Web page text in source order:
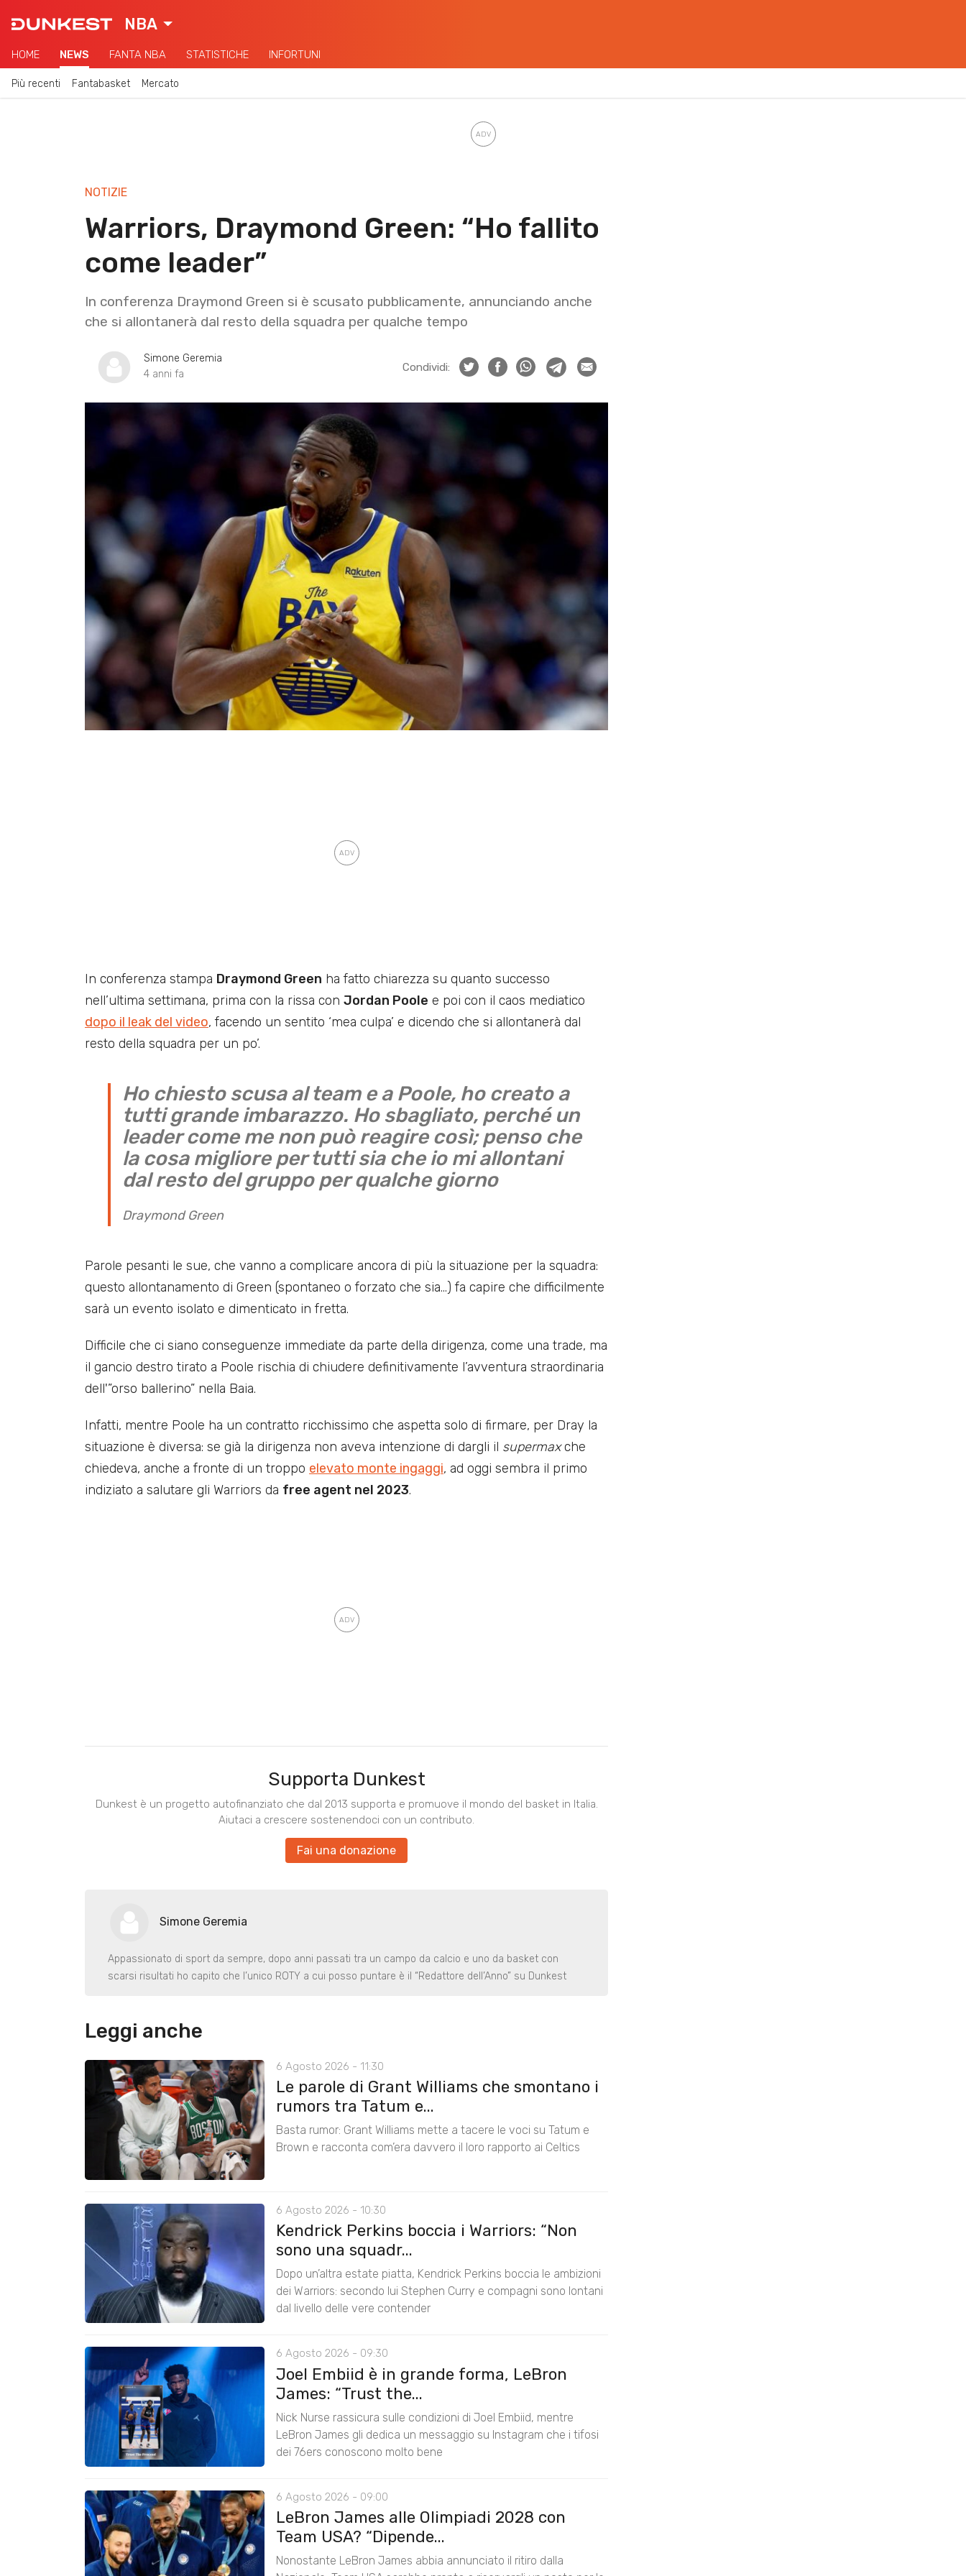
NBA
HOME NEWS FANTA NBA STATISTICHE INFORTUNI
Più recenti Fantabasket Mercato
NOTIZIE
Warriors, Draymond Green: “Ho fallito
come leader”
In conferenza Draymond Green si è scusato pubblicamente, annunciando anche
che si allontanerà dal resto della squadra per qualche tempo
Simone Geremia
4 anni fa
Condividi:
In conferenza stampa Draymond Green ha fatto chiarezza su quanto successo
nell’ultima settimana, prima con la rissa con Jordan Poole e poi con il caos mediatico
dopo il leak del video, facendo un sentito ‘mea culpa’ e dicendo che si allontanerà dal
resto della squadra per un po’.
Ho chiesto scusa al team e a Poole, ho creato a
tutti grande imbarazzo. Ho sbagliato, perché un
leader come me non può reagire così; penso che
la cosa migliore per tutti sia che io mi allontani
dal resto del gruppo per qualche giorno
Draymond Green
Parole pesanti le sue, che vanno a complicare ancora di più la situazione per la squadra:
questo allontanamento di Green (spontaneo o forzato che sia…) fa capire che difficilmente
sarà un evento isolato e dimenticato in fretta.
Difficile che ci siano conseguenze immediate da parte della dirigenza, come una trade, ma
il gancio destro tirato a Poole rischia di chiudere definitivamente l’avventura straordinaria
dell'”orso ballerino” nella Baia.
Infatti, mentre Poole ha un contratto ricchissimo che aspetta solo di firmare, per Dray la
situazione è diversa: se già la dirigenza non aveva intenzione di dargli il supermaxche
chiedeva, anche a fronte di un troppo elevato monte ingaggi, ad oggi sembra il primo
indiziato a salutare gli Warriors da free agent nel 2023.
Supporta Dunkest
Dunkest è un progetto autofinanziato che dal 2013 supporta e promuove il mondo del basket in Italia.
Aiutaci a crescere sostenendoci con un contributo.
Fai una donazione
Simone Geremia
Appassionato di sport da sempre, dopo anni passati tra un campo da calcio e uno da basket con
scarsi risultati ho capito che l’unico ROTY a cui posso puntare è il “Redattore dell’Anno” su Dunkest
Leggi anche
6 Agosto 2026 - 11:30
Le parole di Grant Williams che smontano i
rumors tra Tatum e...
Basta rumor: Grant Williams mette a tacere le voci su Tatum e
Brown e racconta com’era davvero il loro rapporto ai Celtics
6 Agosto 2026 - 10:30
Kendrick Perkins boccia i Warriors: “Non
sono una squadr...
Dopo un’altra estate piatta, Kendrick Perkins boccia le ambizioni
dei Warriors: secondo lui Stephen Curry e compagni sono lontani
dal livello delle vere contender
6 Agosto 2026 - 09:30
Joel Embiid è in grande forma, LeBron
James: “Trust the...
Nick Nurse rassicura sulle condizioni di Joel Embiid, mentre
LeBron James gli dedica un messaggio su Instagram che i tifosi
dei 76ers conoscono molto bene
6 Agosto 2026 - 09:00
LeBron James alle Olimpiadi 2028 con
Team USA? “Dipende...
Nonostante LeBron James abbia annunciato il ritiro dalla